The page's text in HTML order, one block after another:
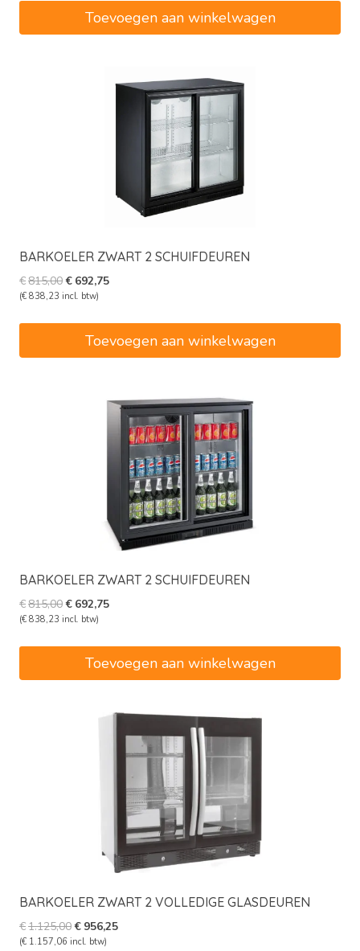
€795,00.Toevoegen aan winkelwagen
BARKOELER ZWART 2 SCHUIFDEUREN
€815,00Oorspronkelijke
prijs
€ 692,75Huidige
(€ 838,23 incl. btw)
Toevoegen aan winkelwagen
BARKOELER ZWART 2 SCHUIFDEUREN
€815,00Oorspronkelijke
prijs
€ 692,75Huidige
(€ 838,23 incl. btw)
Toevoegen aan winkelwagen
BARKOELER ZWART 2 VOLLEDIGE GLASDEUREN
€1.125,00Oorspronkelijke
prijs
€ 956,25Huidige
(€ 1.157,06 incl. btw)